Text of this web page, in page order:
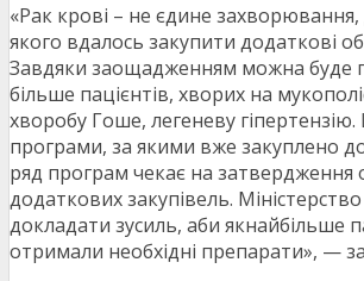
«Рак крові – не єдине захворювання,
якого вдалось закупити додаткові
Завдяки заощадженням можна буде
більше пацієнтів, хворих на
хворобу Гоше, легеневу гіпертензію.
програми, за якими вже закуплено
ряд програм чекає на затвердження
додаткових закупівель.
докладати зусиль, аби якнайбільше
отримали необхідні препарати», —